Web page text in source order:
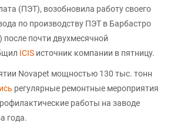
(ПЭТ), возобновила работу своего
по производству ПЭТ в Барбастро
почти двухмесячной
ICIS источник компании в пятницу.
Novapet мощностью 130 тыс. тонн
регулярные ремонтные мероприятия
работы на заводе
года.